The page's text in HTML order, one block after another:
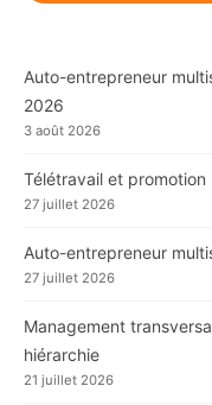
Auto-entrepreneur
2026
3 août 2026
Télétravail et
27 juillet 2026
Auto-entrepreneur
27 juillet 2026
Management
hiérarchie
21 juillet 2026